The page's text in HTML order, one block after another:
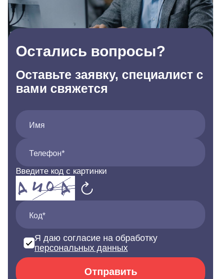
Остались вопросы?
Оставьте заявку, специалист с
вами свяжется
Имя
Телефон*
Введите код с картинки
Код*
Я даю согласие на обработку
персональных данных
Отправить